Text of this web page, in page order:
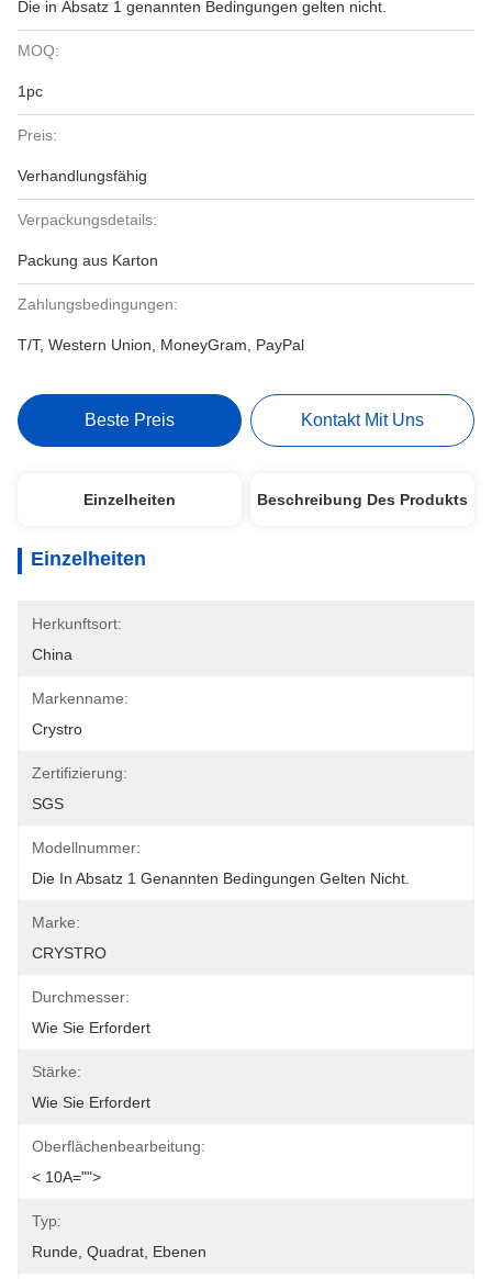
Die in Absatz 1 genannten Bedingungen gelten nicht.
MOQ:
1pc
Preis:
Verhandlungsfähig
Verpackungsdetails:
Packung aus Karton
Zahlungsbedingungen:
T/T, Western Union, MoneyGram, PayPal
Beste Preis Kontakt Mit Uns
Einzelheiten Beschreibung Des Produkts
Einzelheiten
Herkunftsort:
China
Markenname:
Crystro
Zertifizierung:
SGS
Modellnummer:
Die In Absatz 1 Genannten Bedingungen Gelten Nicht.
Marke:
CRYSTRO
Durchmesser:
Wie Sie Erfordert
Stärke:
Wie Sie Erfordert
Oberflächenbearbeitung:
< 10A="">
Typ:
Runde, Quadrat, Ebenen